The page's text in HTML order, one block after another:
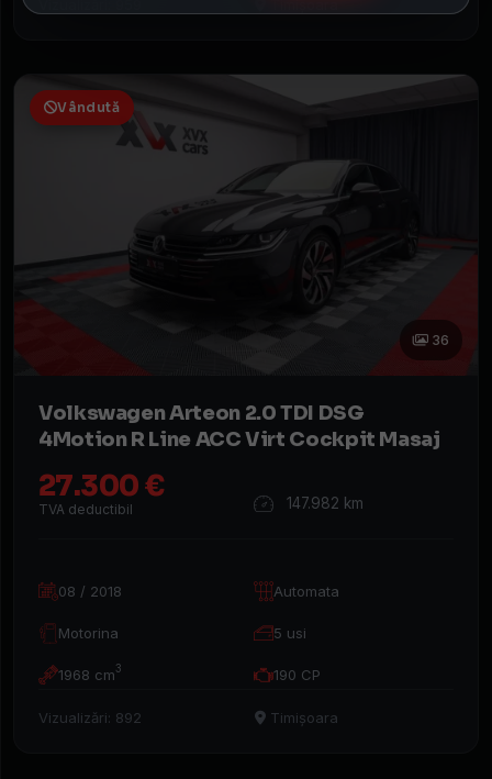
Vândută
36
Volkswagen Arteon 2.0 TDI DSG
4Motion R Line ACC Virt Cockpit Masaj
27.300 €
TVA deductibil 147.982 km
08 / 2018 Automata
Motorina 5 usi
1968 cm3 190 CP
Vizualizări: 892 Timișoara